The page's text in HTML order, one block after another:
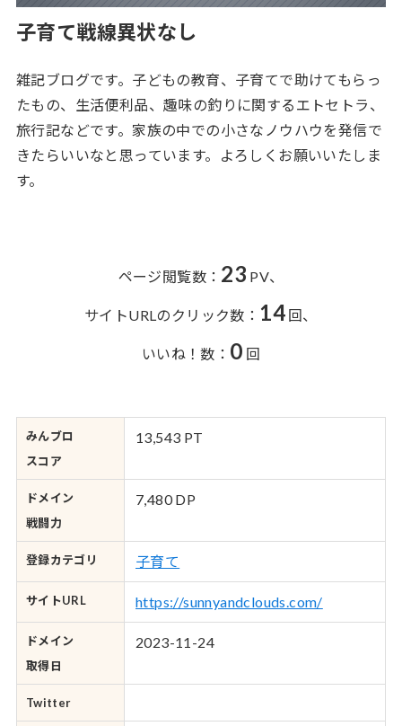
子育て戦線異状なし
雑記ブログです。子どもの教育、子育てで助けてもらっ
たもの、生活便利品、趣味の釣りに関するエトセトラ、
旅行記などです。家族の中での小さなノウハウを発信で
きたらいいなと思っています。よろしくお願いいたしま
す。
ページ閲覧数： 23 PV、
サイトURLのクリック数： 14 回、
いいね！数： 0 回
みんブロ
スコア
13,543 PT
ドメイン
戦闘力
7,480 DP
登録カテゴリ 子育て
サイトURL https://sunnyandclouds.com/
ドメイン
取得日
2023-11-24
Twitter